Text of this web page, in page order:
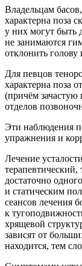
Владельцам
характерна поза
у них могут быть
не занимаются
отклонить голову
Для певцов
характерна поза
(причём зачастую
отделов
Эти наблюдения
упражнения и
Лечение
достаточно
и статическим
сеансов лечения
к
хрящевой
зависят от
находится, тем